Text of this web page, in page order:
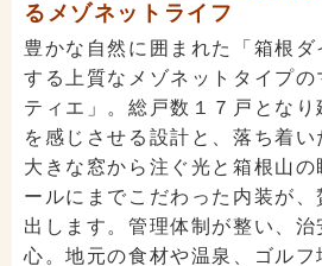
るメゾネットライフ
豊かな自然に囲まれた「箱根
する上質なメゾネットタイプの
ティエ」。総戸数１７戸となり
を感じさせる設計と、落ち着い
大きな窓から注ぐ光と箱根山
ールにまでこだわった内装が
出します。管理体制が整い、
心。地元の食材や温泉、ゴル